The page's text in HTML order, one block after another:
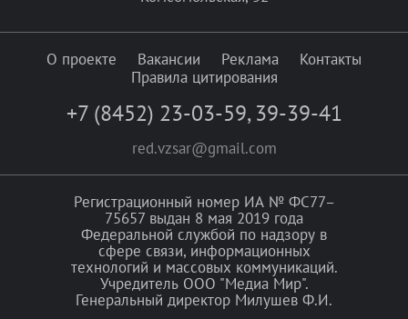
О проекте Вакансии Реклама
Контакты
Правила цитирования
+7 (8452) 23-03-59, 39-39-41
red.vzsar@gmail.com
Регистрационный номер ИА № ФС77–
75657 выдан 8 мая 2019 года
Федеральной службой по надзору в
сфере связи, информационных
технологий и массовых коммуникаций.
Учредитель ООО "Медиа Мир".
Генеральный директор Милушев Ф.И.